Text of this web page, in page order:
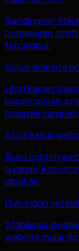
Bandingkan titik
penawaran,
tercampur.
Solusi website
Lihat kapan
kepercayaan,
prospek yang
Studi kasus
Buka contoh
layanan,
dibahas.
Dukungan
Stabilisasi,
website mulai